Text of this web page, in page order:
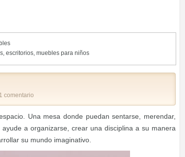
, escritorios, muebles para niños
1 comentario
Una mesa donde puedan sentarse, merendar,
a organizarse, crear una disciplina a su manera
su mundo imaginativo.